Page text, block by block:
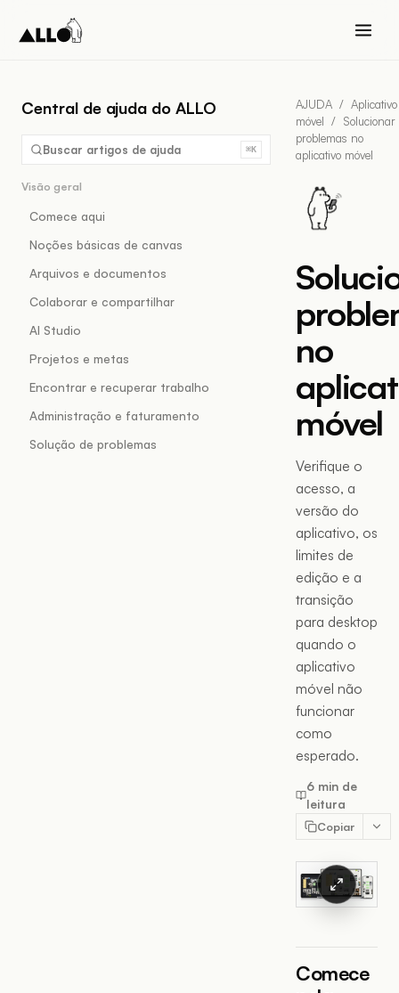
Central de ajuda do ALLO
Buscar artigos de ajuda ⌘K
Visão geral
Comece aqui
Noções básicas de canvas
Arquivos e documentos
Colaborar e compartilhar
AI Studio
Projetos e metas
Encontrar e recuperar trabalho
Administração e faturamento
Solução de problemas
AJUDA / Aplicativo
móvel / Solucionar
problemas no
aplicativo móvel
no
móvel
Verifique o
acesso, a
versão do
aplicativo, os
limites de
edição e a
transição
para desktop
quando o
aplicativo
móvel não
funcionar
como
esperado.
6 min de
leitura
Copiar
Comece